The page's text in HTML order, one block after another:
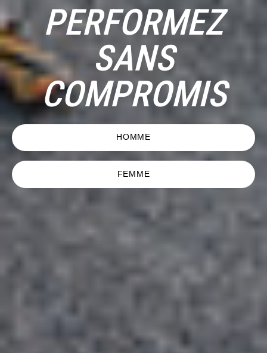
PERFORMEZ
SANS
COMPROMIS
HOMME
FEMME